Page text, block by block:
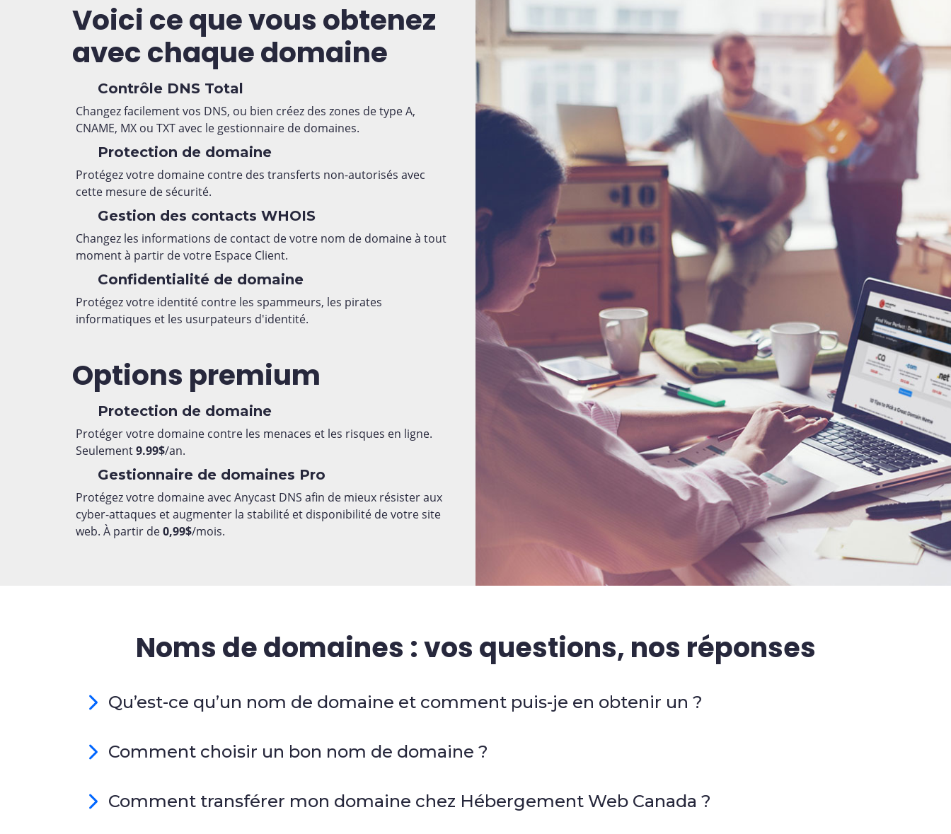
Voici ce que vous obtenez
avec chaque domaine
Contrôle DNS Total
Changez facilement vos DNS, ou bien créez des zones de type A,
CNAME, MX ou TXT avec le gestionnaire de domaines.
Protection de domaine
Protégez votre domaine contre des transferts non-autorisés avec
cette mesure de sécurité.
Gestion des contacts WHOIS
Changez les informations de contact de votre nom de domaine à tout
moment à partir de votre Espace Client.
Confidentialité de domaine
Protégez votre identité contre les spammeurs, les pirates
informatiques et les usurpateurs d'identité.
Options premium
Protection de domaine
Protéger votre domaine contre les menaces et les risques en ligne.
Seulement9.99$/an.
Gestionnaire de domaines Pro
Protégez votre domaine avec Anycast DNS afin de mieux résister aux
cyber-attaques et augmenter la stabilité et disponibilité de votre site
web. À partir de0,99$/mois.
Noms de domaines : vos questions, nos réponses
Qu’est-ce qu’un nom de domaine et comment puis-je en obtenir un ?
Comment choisir un bon nom de domaine ?
Comment transférer mon domaine chez Hébergement Web Canada ?